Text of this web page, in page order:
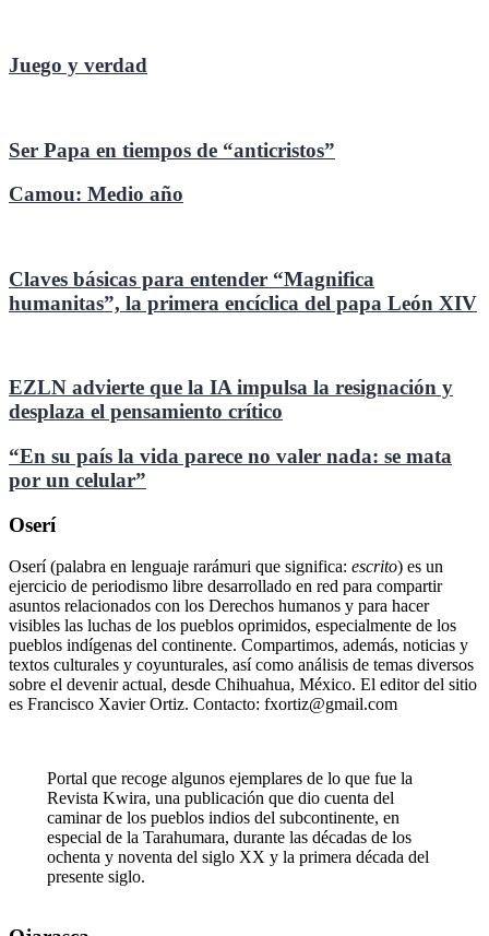
Juego y verdad
Ser Papa en tiempos de “anticristos”
Camou: Medio año
Claves básicas para entender “Magnifica
humanitas”, la primera encíclica del papa León XIV
EZLN advierte que la IA impulsa la resignación y
desplaza el pensamiento crítico
“En su país la vida parece no valer nada: se mata
por un celular”
Oserí
Oserí (palabra en lenguaje rarámuri que significa: escrito) es un
ejercicio de periodismo libre desarrollado en red para compartir
asuntos relacionados con los Derechos humanos y para hacer
visibles las luchas de los pueblos oprimidos, especialmente de los
pueblos indígenas del continente. Compartimos, además, noticias y
textos culturales y coyunturales, así como análisis de temas diversos
sobre el devenir actual, desde Chihuahua, México. El editor del sitio
es Francisco Xavier Ortiz. Contacto: fxortiz@gmail.com
Portal que recoge algunos ejemplares de lo que fue la
Revista Kwira, una publicación que dio cuenta del
caminar de los pueblos indios del subcontinente, en
especial de la Tarahumara, durante las décadas de los
ochenta y noventa del siglo XX y la primera década del
presente siglo.